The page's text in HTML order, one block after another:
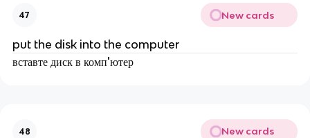
47 New cards
put the disk into the computer
вставте диск в комп'ютер
48 New cards